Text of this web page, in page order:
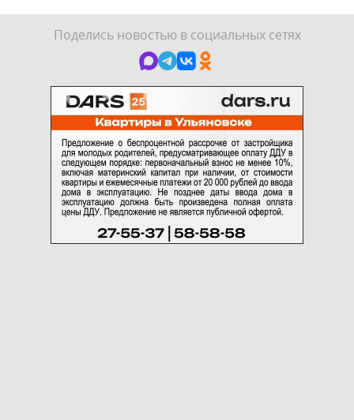
Поделись новостью в социальных сетях